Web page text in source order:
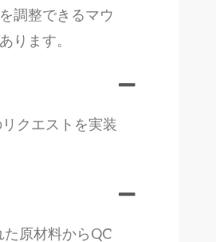
調整できるマウ
ります。
クエストを実装
原材料からQC